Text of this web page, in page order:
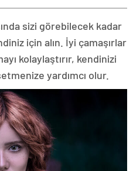
sizi görebilecek kadar
için alın. İyi çamaşırlar
kolaylaştırır, kendinizi
yardımcı olur.